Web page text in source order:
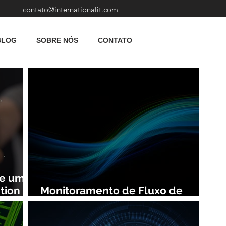
contato@internationalit.com
SOBRE NÓS CONTATO
uma
Monitoramento de Fluxo de
Rede: Vantagens e Benefícios